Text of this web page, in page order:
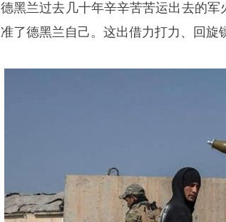
德黑兰过去几十年辛辛苦苦运出去的
准了德黑兰自己。这出借力打力、回旋